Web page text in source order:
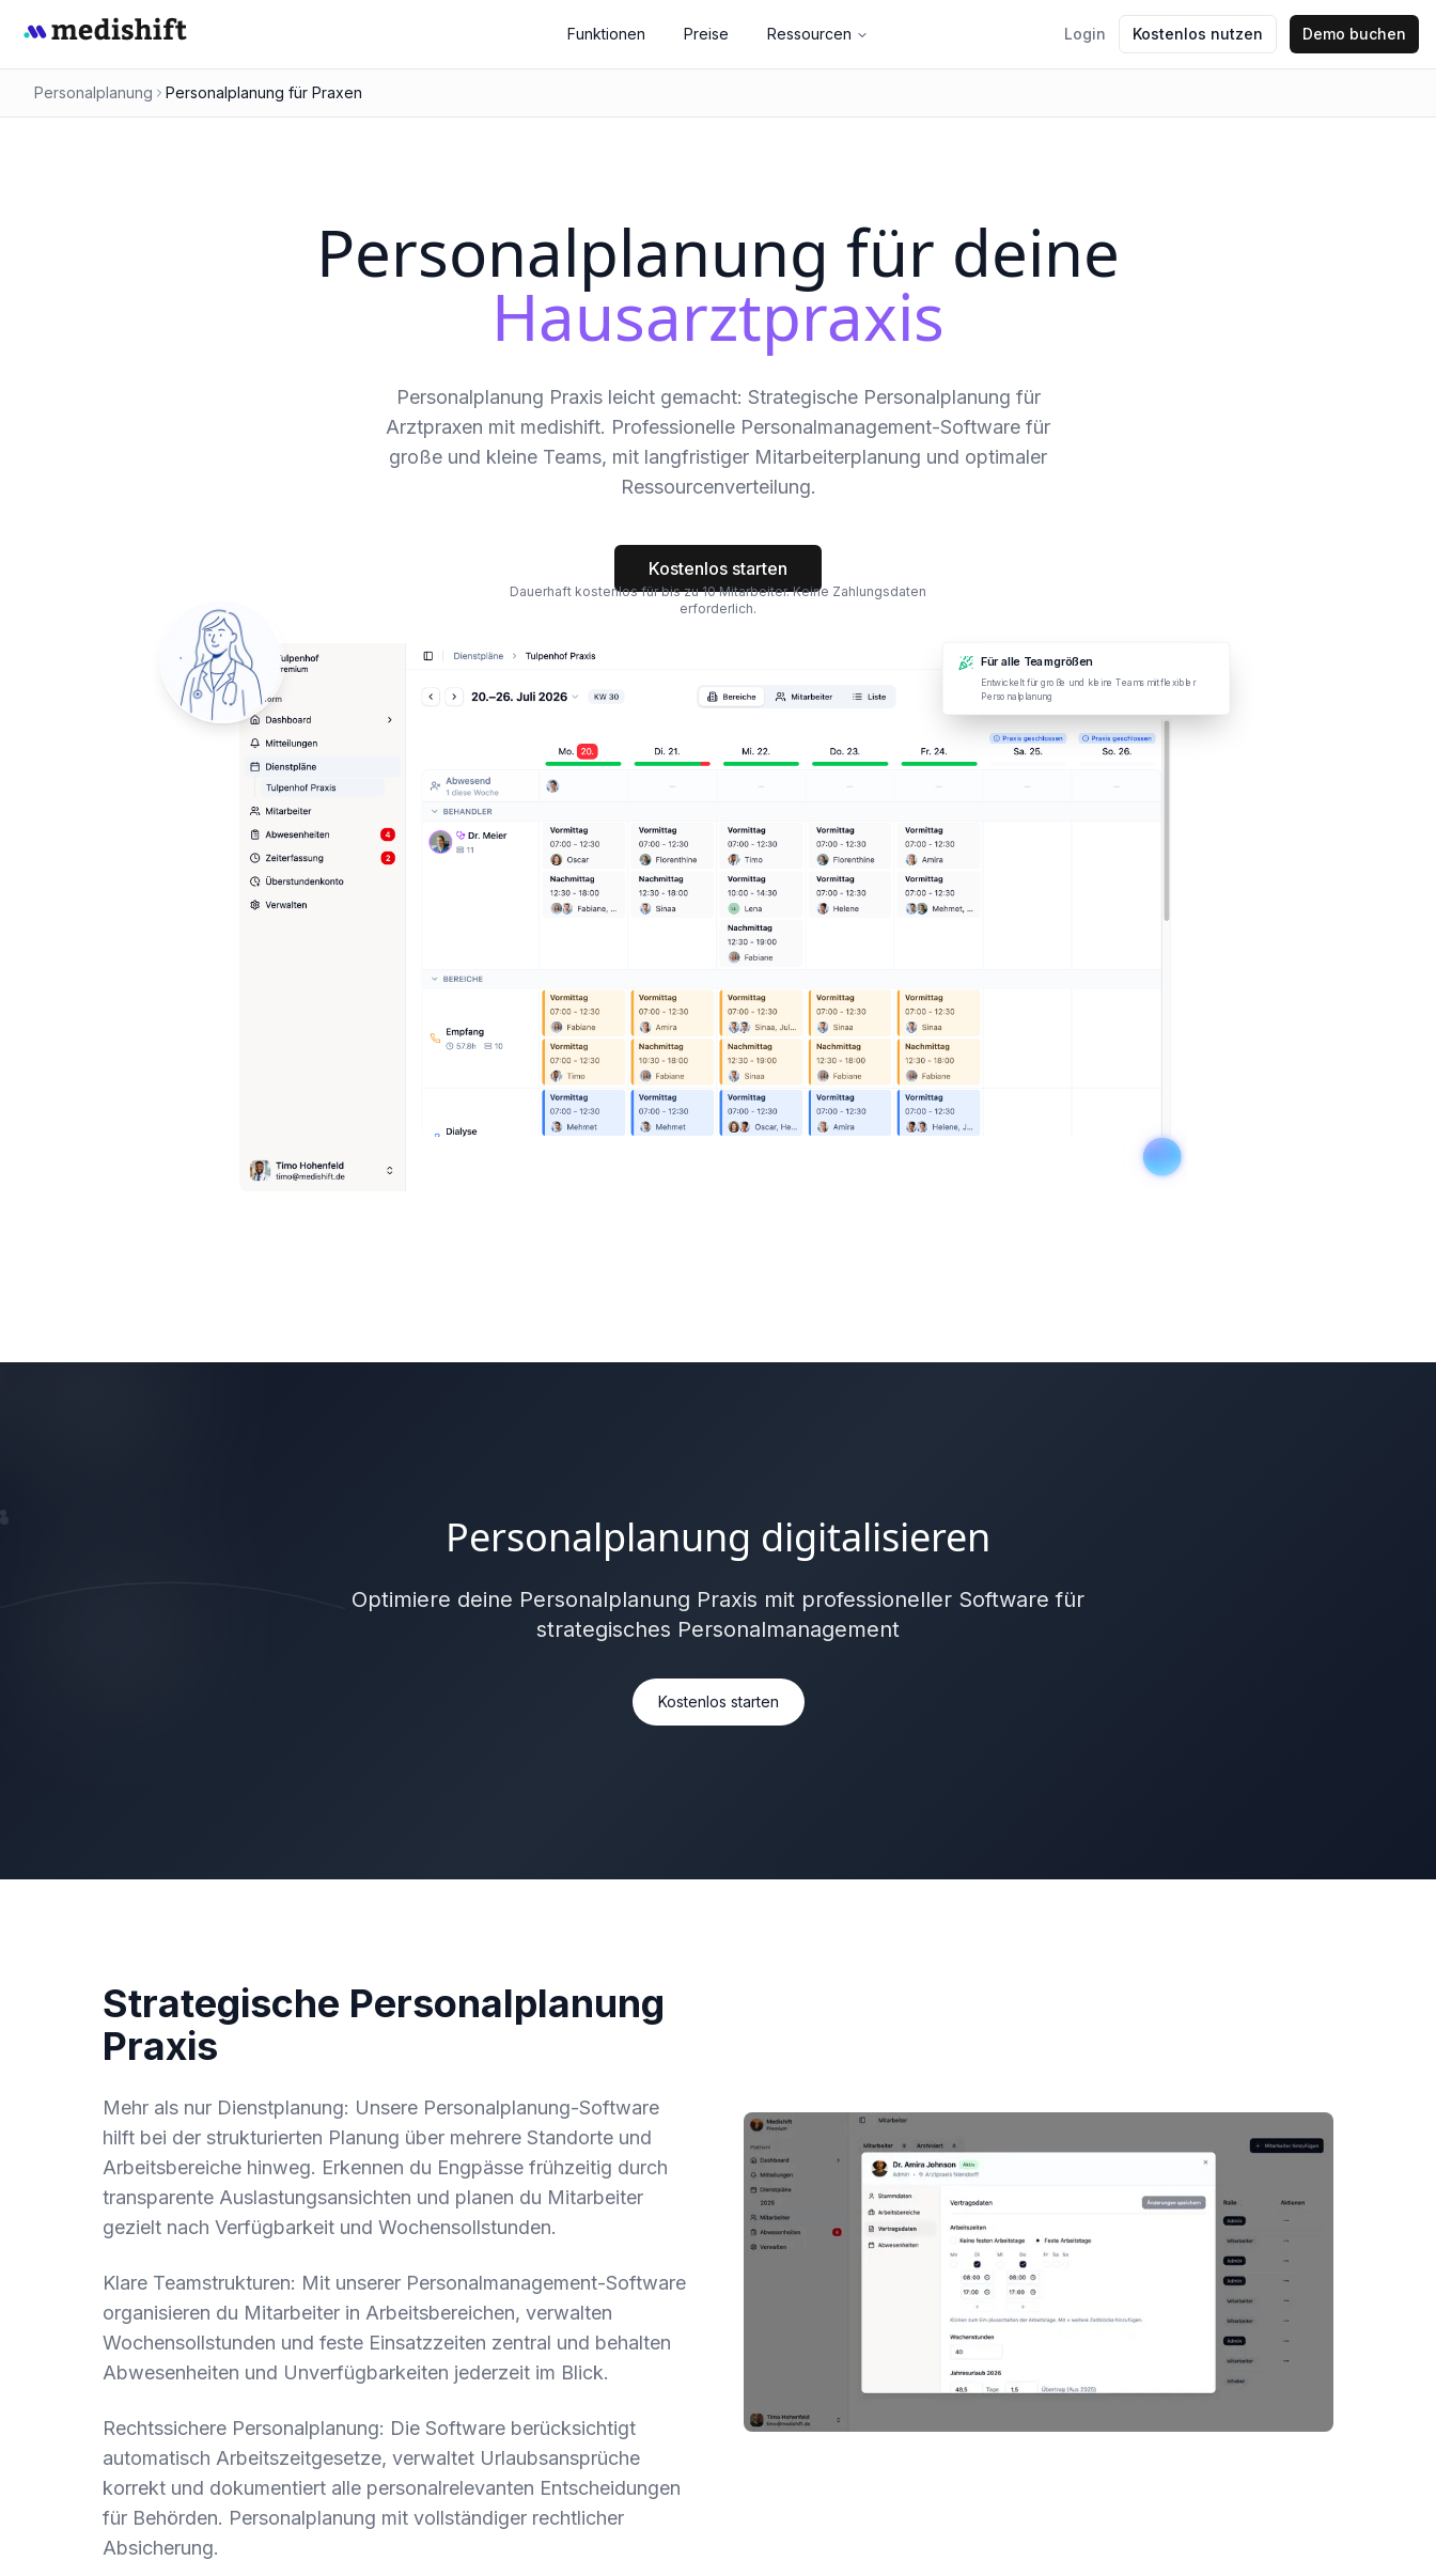
Funktionen Preise Ressourcen Login Kostenlos nutzen Demo buchen
Personalplanung Personalplanung für Praxen
Personalplanung für deine
Hausarztpraxis
Personalplanung Praxis leicht gemacht: Strategische Personalplanung für
Arztpraxen mit medishift. Professionelle Personalmanagement-Software für
große und kleine Teams, mit langfristiger Mitarbeiterplanung und optimaler
Ressourcenverteilung.
Kostenlos starten
Dauerhaft kostenlos für bis zu 10 Mitarbeiter. Keine Zahlungsdaten
erforderlich.
Für alle Teamgrößen
Entwickelt für große und kleine Teams mit flexibler
Personalplanung
Personalplanung digitalisieren
Optimiere deine Personalplanung Praxis mit professioneller Software für
strategisches Personalmanagement
Kostenlos starten
Strategische Personalplanung
Praxis
Mehr als nur Dienstplanung: Unsere Personalplanung-Software
hilft bei der strukturierten Planung über mehrere Standorte und
Arbeitsbereiche hinweg. Erkennen du Engpässe frühzeitig durch
transparente Auslastungsansichten und planen du Mitarbeiter
gezielt nach Verfügbarkeit und Wochensollstunden.
Klare Teamstrukturen: Mit unserer Personalmanagement-Software
organisieren du Mitarbeiter in Arbeitsbereichen, verwalten
Wochensollstunden und feste Einsatzzeiten zentral und behalten
Abwesenheiten und Unverfügbarkeiten jederzeit im Blick.
Rechtssichere Personalplanung: Die Software berücksichtigt
automatisch Arbeitszeitgesetze, verwaltet Urlaubsansprüche
korrekt und dokumentiert alle personalrelevanten Entscheidungen
für Behörden. Personalplanung mit vollständiger rechtlicher
Absicherung.